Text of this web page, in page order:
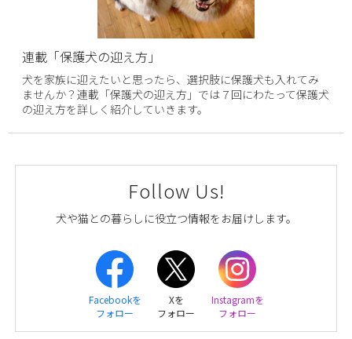
連載「保護犬の迎え方」
犬を家族に迎えたいと思ったら、選択肢に保護犬も入れてみ
ませんか？連載「保護犬の迎え方」では７回にわたって保護犬
の迎え方を詳しく紹介していきます。
Follow Us!
犬や猫との暮らしに役立つ情報をお届けします。
Facebookを
フォロー
Xを
フォロー
Instagramを
フォロー